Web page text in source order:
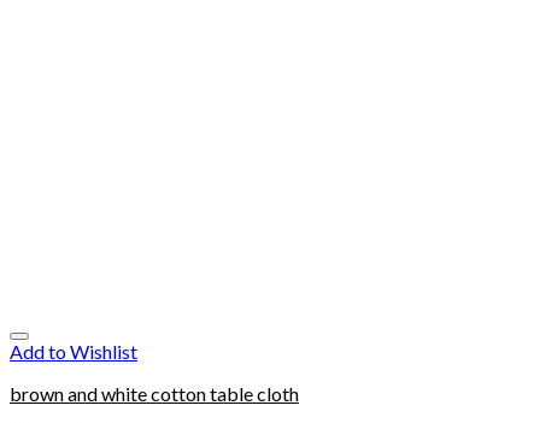
Add to Wishlist
brown and white cotton table cloth